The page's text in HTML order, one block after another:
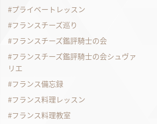
プライベートレッスン
フランスチーズ巡り
フランスチーズ鑑評騎士の会
フランスチーズ鑑評騎士の会シュヴァ
リエ
フランス備忘録
フランス料理レッスン
フランス料理教室